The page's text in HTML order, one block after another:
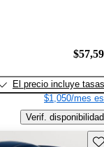
El precio incluye tasas
$1,050/mes
Verif. disponibilidad